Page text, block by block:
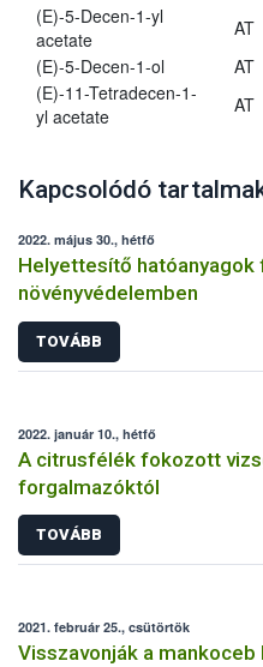
(E)-5-Decen-1-yl
acetate
AT
(E)-5-Decen-1-ol
AT
(E)-11-Tetradecen-1-
yl acetate
AT
Kapcsolódó
2022. május 30., hétfő
Helyettesítő hatóanyagok
növényvédelemben
TOVÁBB
2022. január 10., hétfő
A citrusfélék fokozott
forgalmazóktól
TOVÁBB
2021. február 25., csütörtök
Visszavonják a mankoceb